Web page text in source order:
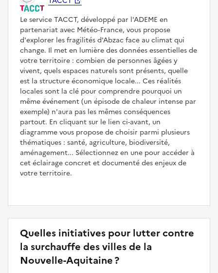
Le service TACCT, développé par l'ADEME en
partenariat avec Météo‑France, vous propose
d'explorer les fragilités d'Abzac face au climat qui
change. Il met en lumière des données essentielles de
votre territoire : combien de personnes âgées y
vivent, quels espaces naturels sont présents, quelle
est la structure économique locale... Ces réalités
locales sont la clé pour comprendre pourquoi un
même événement (un épisode de chaleur intense par
exemple) n'aura pas les mêmes conséquences
partout. En cliquant sur le lien ci-avant, un
diagramme vous propose de choisir parmi plusieurs
thématiques : santé, agriculture, biodiversité,
aménagement... Sélectionnez en une pour accéder à
cet éclairage concret et documenté des enjeux de
votre territoire.
Quelles initiatives pour lutter contre
la surchauffe des villes de la
Nouvelle-Aquitaine ?